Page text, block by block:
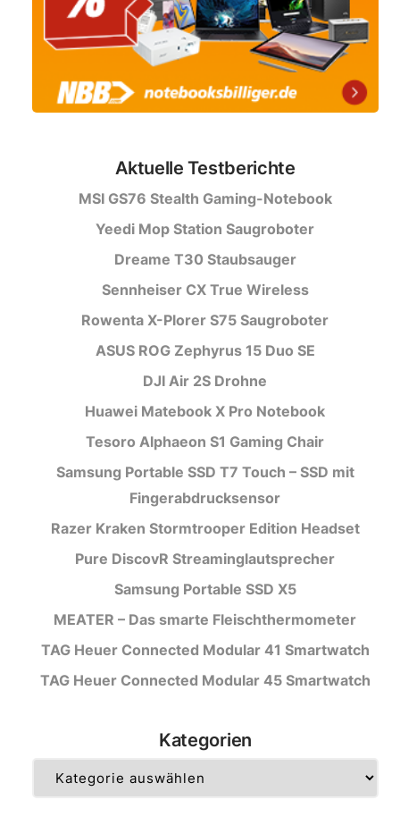
Aktuelle Testberichte
MSI GS76 Stealth Gaming-Notebook
Yeedi Mop Station Saugroboter
Dreame T30 Staubsauger
Sennheiser CX True Wireless
Rowenta X-Plorer S75 Saugroboter
ASUS ROG Zephyrus 15 Duo SE
DJI Air 2S Drohne
Huawei Matebook X Pro Notebook
Tesoro Alphaeon S1 Gaming Chair
Samsung Portable SSD T7 Touch – SSD mit
Fingerabdrucksensor
Razer Kraken Stormtrooper Edition Headset
Pure DiscovR Streaminglautsprecher
Samsung Portable SSD X5
MEATER – Das smarte Fleischthermometer
TAG Heuer Connected Modular 41 Smartwatch
TAG Heuer Connected Modular 45 Smartwatch
Kategorien